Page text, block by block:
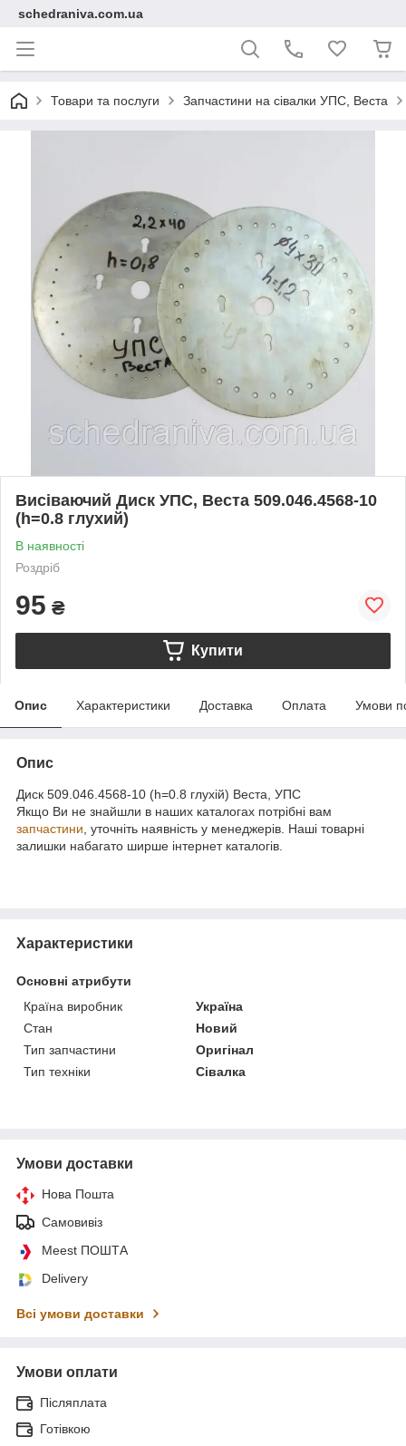
schedraniva.com.ua
Товари та послуги Запчастини на сівалки УПС, Веста
Висіваючий Диск УПС, Веста 509.046.4568-10
(h=0.8 глухий)
В наявності
Роздріб
95 ₴
Купити
Опис Характеристики Доставка Оплата Умови
Опис
Диск 509.046.4568-10 (h=0.8 глухій) Веста, УПС
Якщо Ви не знайшли в наших каталогах потрібні вам
запчастини , уточніть наявність у менеджерів. Наші товарні
залишки набагато ширше інтернет каталогів.
Характеристики
Основні атрибути
Країна виробник
Україна
Стан
Новий
Тип запчастини
Оригінал
Тип техніки
Сівалка
Умови доставки
Нова Пошта
Самовивіз
Meest ПОШТА
Delivery
Всі умови доставки
Умови оплати
Післяплата
Готівкою